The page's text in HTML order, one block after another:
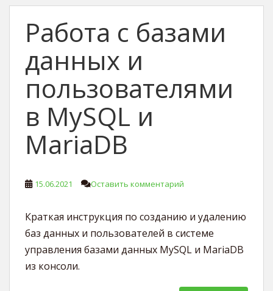
Работа с базами
данных и
пользователями
в MySQL и
MariaDB
15.06.2021 Оставить комментарий
Краткая инструкция по созданию и удалению
баз данных и пользователей в системе
управления базами данных MySQL и MariaDB
из консоли.